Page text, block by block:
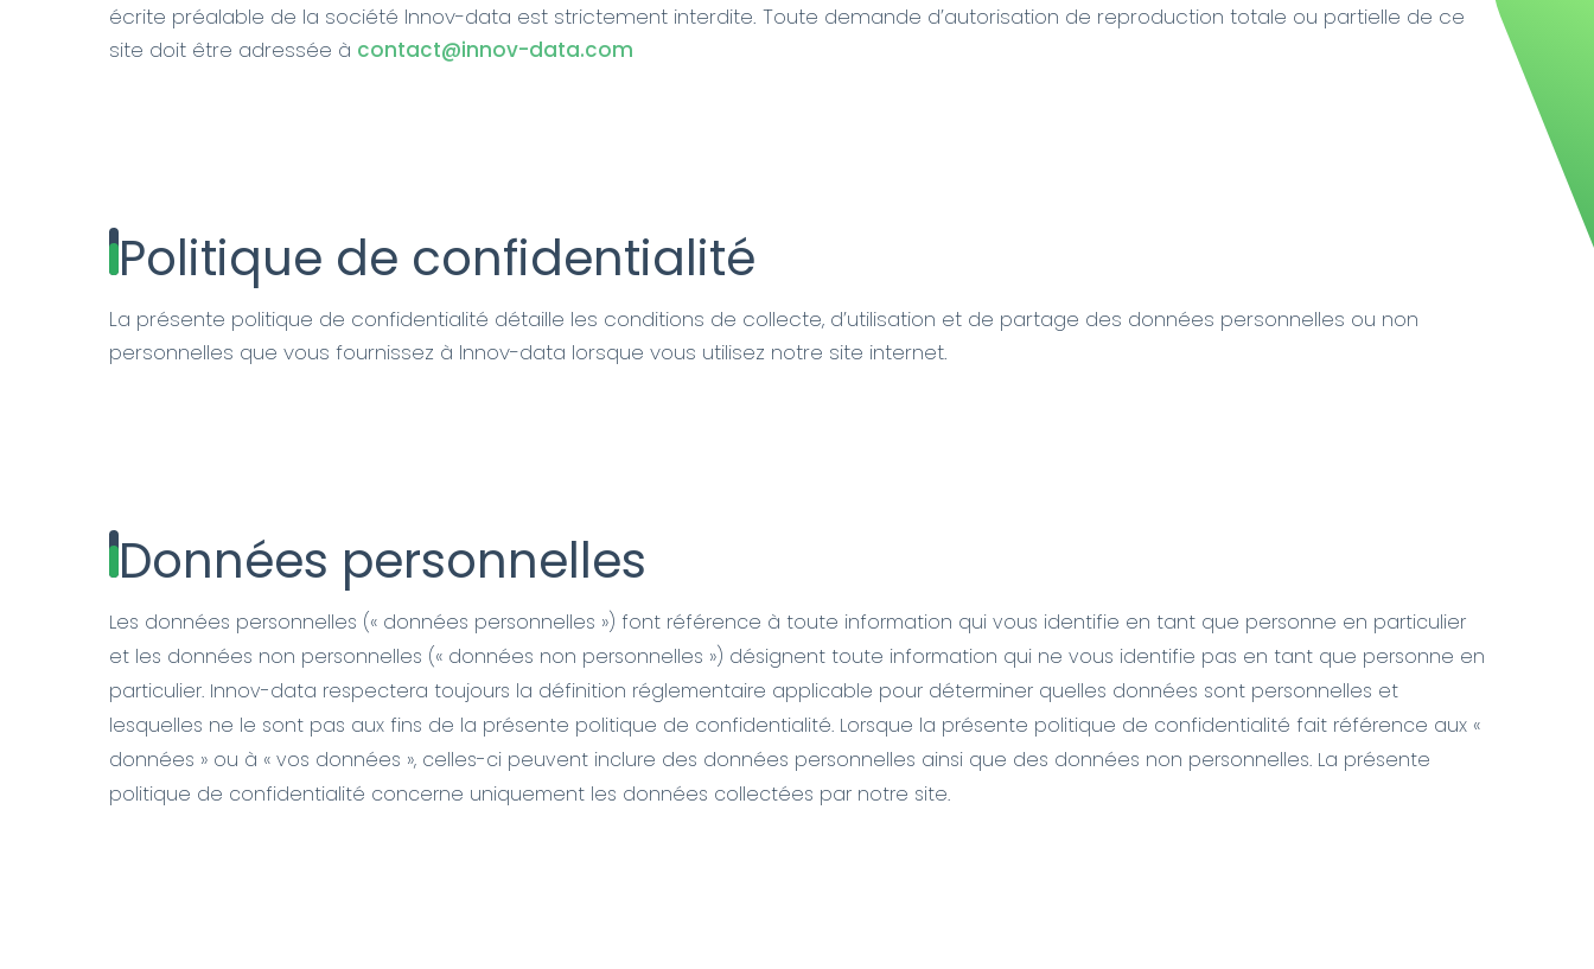
écrite préalable de la société Innov-data est strictement interdite. Toute demande d’autorisation de reproduction totale ou partielle de ce
site doit être adressée à contact@innov-data.com
Politique de confidentialité
La présente politique de confidentialité détaille les conditions de collecte, d’utilisation et de partage des données personnelles ou non
personnelles que vous fournissez à Innov-data lorsque vous utilisez notre site internet.
Données personnelles
Les données personnelles (« données personnelles ») font référence à toute information qui vous identifie en tant que personne en particulier
et les données non personnelles (« données non personnelles ») désignent toute information qui ne vous identifie pas en tant que personne en
particulier. Innov-data respectera toujours la définition réglementaire applicable pour déterminer quelles données sont personnelles et
lesquelles ne le sont pas aux fins de la présente politique de confidentialité. Lorsque la présente politique de confidentialité fait référence aux «
données » ou à « vos données », celles-ci peuvent inclure des données personnelles ainsi que des données non personnelles. La présente
politique de confidentialité concerne uniquement les données collectées par notre site.